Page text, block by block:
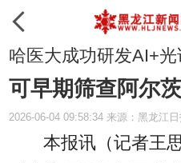
哈医大成功研发AI+
可早期筛查阿尔
2026-06-04 09:58:34 来源：黑龙江
本报讯（记者王